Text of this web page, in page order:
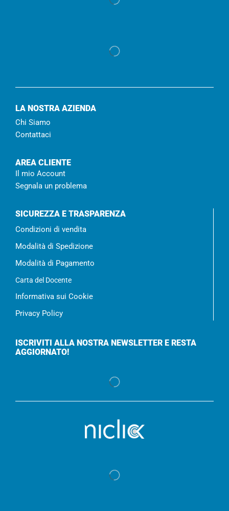
LA NOSTRA AZIENDA
Chi Siamo
Contattaci
AREA CLIENTE
Il mio Account
Segnala un problema
SICUREZZA E TRASPARENZA
Condizioni di vendita
Modalità di Spedizione
Modalità di Pagamento
Carta del Docente
Informativa sui Cookie
Privacy Policy
ISCRIVITI ALLA NOSTRA NEWSLETTER E RESTA
AGGIORNATO!